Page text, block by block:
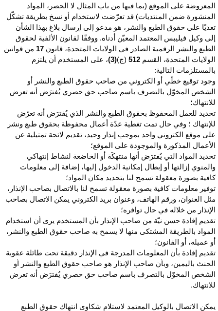
على الموقع (بما فيها من باب المثال لا الحصر، المواد
ضمن المنتديات) قد تعرّضت لاستخدام أو نسخ بطريقة تشكّل
على حقوق الطبع والنشر، هو مدعو إلى إرسال بلاغ بهذا الشأن
وكيل فيليبس المعتمد المعيّن أدناه. ووفقًا لقانون الألفية لحقوق
والنشر الرقمية الصادر في الولايات المتحدة، قانون17من قوانين
المتحدة، القسم512(ج)(3)
، على المستخدم أن يلتزم
التالية:
توقيع خطّي أو الكتروني من صاحب حقوق الطبع والنشر أو
المخوّل بالتصرف باسم صاحب حق حصري يُفترَض أنه تعرض
للعمل المحفوظ بحقوق الطبع والنشر الذي يُفترَض أنه تعرّض
؛ وفي حال تمت تغطية عدّة أعمال محفوظة بحقوق طبع ونشر
موقع الكتروني واحد بموجب إنذار وحيد، تقديم لائحة تمثيلية عن
المذكورة والموجودة على الموقع؛
المواد التي يُفترَض أنها منتهكَة أو الخاضعة لنشاط إنتهاكي
إزالتها أو إبطال إمكانية الدخول إليها، إضافة إلى معلومات
بصورة معقولة تسمح لنا بتحديد مكان المواد؛
معلومات كافية بصورة معقولة تسمح لنا بالاتصال بصاحب الإنذار،
العنوان، ورقم الهاتف، وعنوان بريد الكتروني يمكن الاتصال بصاحب
من خلاله في حال توافره؛
إفادة حسن نيّة من صاحب الإنذار بأن المستخدم يرى أن استخدام
بالطريقة المشتكى منها لا يسمح به صاحب حقوق الطبع والنشر،
عميله، أو القانون؛
إفادة بأن المعلومات المدرجة في الإنذار دقيقة تحت طائلة عقوبة
باليمين، وبأن صاحب الإنذار هو صاحب حقوق الطبع والنشر أو
المخوّل بالتصرف باسم صاحب حق حصري يُفترَض أنه تعرض
الاتصال بالوكيل المعتمد لاستلام شكاوى انتهاك حقوق الطبع